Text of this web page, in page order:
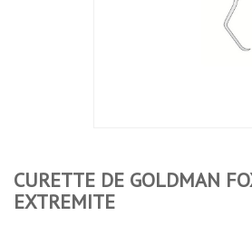
CURETTE DE GOLDMAN
EXTREMITE
No features to